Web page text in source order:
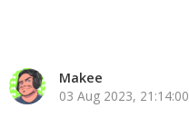
Makee
03 Aug 2023, 21:14:00